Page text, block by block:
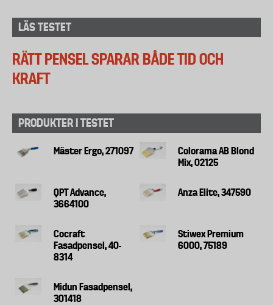
LÄS TESTET
RÄTT PENSEL SPARAR BÅDE TID OCH
KRAFT
PRODUKTER I TESTET
Mäster Ergo, 271097
Colorama AB Blond
Mix, 02125
QPT Advance,
3664100
Anza Elite, 347590
Cocraft
Fasadpensel, 40-
8314
Stiwex Premium
6000, 75189
Midun Fasadpensel,
301418